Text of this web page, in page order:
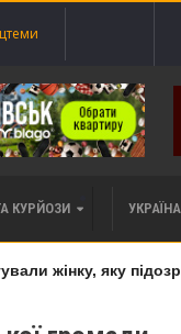
КУРЙОЗИ
жінку, яку